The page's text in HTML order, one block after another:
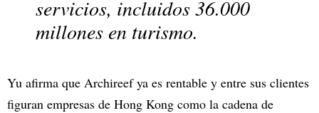
servicios, incluidos 36.000
millones en turismo.
Yu afirma que Archireef ya es rentable y entre sus clientes
figuran empresas de Hong Kong como la cadena de